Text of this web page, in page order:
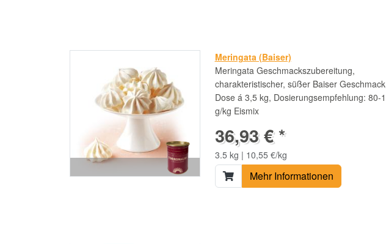
Meringata (Baiser)
Meringata Geschmackszubereitung,
charakteristischer, süßer Baiser
Dose á 3,5 kg, Dosierungsempfehlung: 80-
g/kg Eismix
36,93 € *
3.5 kg | 10,55 €/kg
Mehr Informationen